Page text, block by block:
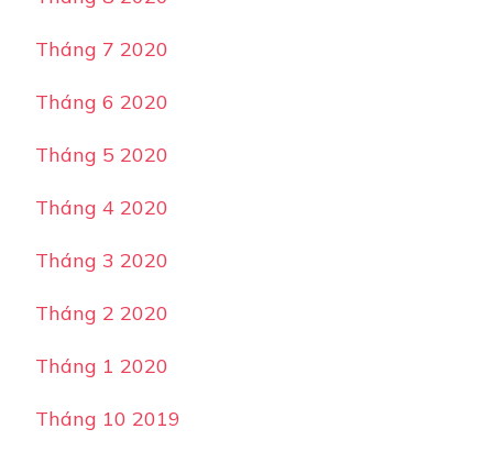
Tháng 7 2020
Tháng 6 2020
Tháng 5 2020
Tháng 4 2020
Tháng 3 2020
Tháng 2 2020
Tháng 1 2020
Tháng 10 2019